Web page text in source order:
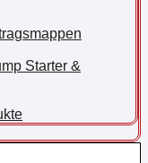
Starter &